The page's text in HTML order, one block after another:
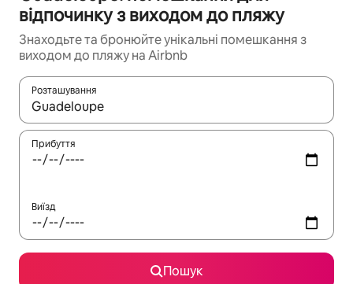
відпочинку з виходом до пляжу
Знаходьте та бронюйте унікальні помешкання з
виходом до пляжу на Airbnb
Розташування
Отримавши результати пошуку, використовуйте для
Прибуття
Виїзд
Пошук